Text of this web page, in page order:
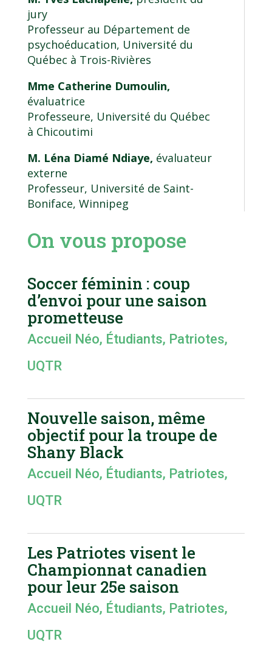
jury
Professeur au Département de
psychoéducation, Université du
Québec à Trois-Rivières
Mme Catherine Dumoulin,
évaluatrice
Professeure, Université du Québec
à Chicoutimi
M. Léna Diamé Ndiaye, évaluateur
externe
Professeur, Université de Saint-
Boniface, Winnipeg
On vous propose
Soccer féminin : coup
d’envoi pour une saison
prometteuse
Accueil Néo, Étudiants, Patriotes,
UQTR
Nouvelle saison, même
objectif pour la troupe de
Shany Black
Accueil Néo, Étudiants, Patriotes,
UQTR
Les Patriotes visent le
Championnat canadien
pour leur 25e saison
Accueil Néo, Étudiants, Patriotes,
UQTR